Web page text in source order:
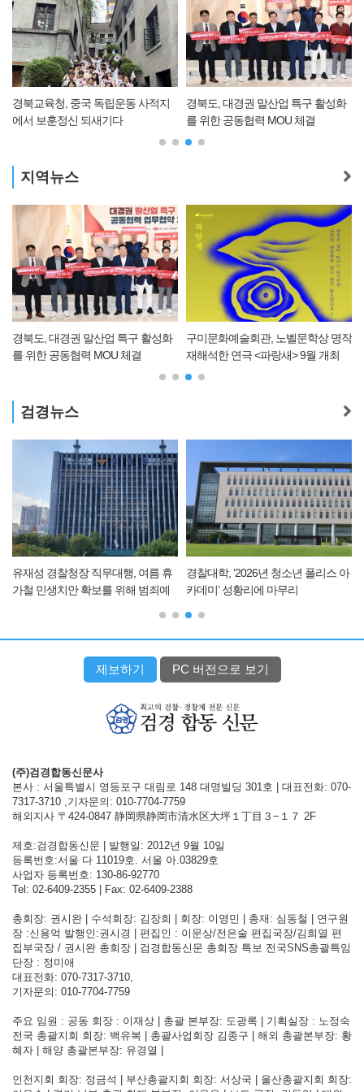
경북교육청, 중국 독립운동 사적지
에서 보훈정신 되새기다
경북도, 대경권 말산업 특구 활성화
를 위한 공동협력 MOU 체결
지역뉴스
경북도, 대경권 말산업 특구 활성화
를 위한 공동협력 MOU 체결
구미문화예술회관, 노벨문학상 명작
재해석한 연극 <파랑새> 9월 개최
검경뉴스
유재성 경찰청장 직무대행, 여름 휴
가철 민생치안 확보를 위해 범죄예
경찰대학, ‘2026년 청소년 폴리스 아
카데미’ 성황리에 마무리
제보하기 PC 버전으로 보기
(주)검경합동신문사
본사 : 서울특별시 영등포구 대림로 148 대명빌딩 301호 | 대표전화: 070-
7317-3710 ,기자문의: 010-7704-7759
해외지사 〒424-0847 静岡県静岡市清水区大坪１丁目３−１７ 2F
제호:검경합동신문 | 발행일: 2012년 9월 10일
등록번호:서울 다 11019호. 서울 아.03829호
사업자 등록번호: 130-86-92770
Tel: 02-6409-2355 | Fax: 02-6409-2388
총회장: 권시완 | 수석회장: 김장희 | 회장: 이영민 | 총재: 심동철 | 연구원
장 :신용억 발행인:권시경 | 편집인 : 이문상/전은술 편집국장/김희열 편
집부국장 / 권시완 총회장 | 검경합동신문 총회장 특보 전국SNS총괄특임
단장 : 정미애
대표전화: 070-7317-3710,
기자문의: 010-7704-7759
주요 임원 : 공동 회장 : 이재상 | 총괄 본부장: 도광록 | 기획실장 : 노정숙
전국 총괄지회 회장: 백유복 | 총괄사업회장 김종구 | 해외 총괄본부장: 황
혜자 | 해양 총괄본부장: 유경열 |
인천지회 회장: 정금석 | 부산총괄지회 회장: 서상국 | 울산총괄지회 회장: